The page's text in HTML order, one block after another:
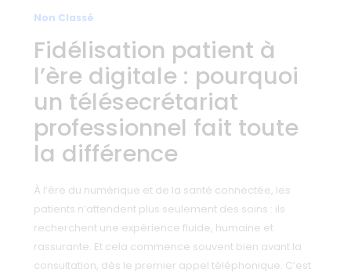
Non Classé
Fidélisation patient à
l’ère digitale : pourquoi
un télésecrétariat
professionnel fait toute
la différence
À l’ère du numérique et de la santé connectée, les
patients n’attendent plus seulement des soins : ils
recherchent une expérience fluide, humaine et
rassurante. Et cela commence souvent bien avant la
consultation, dès le premier appel téléphonique. C’est